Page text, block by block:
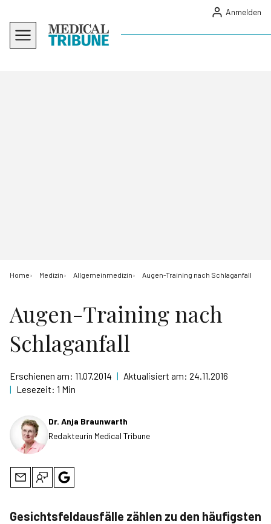
Anmelden
Home Medizin Allgemeinmedizin Augen-Training nach Schlaganfall
Augen-Training nach
Schlaganfall
Erschienen am: 11.07.2014 | Aktualisiert am: 24.11.2016
| Lesezeit: 1 Min
Dr. Anja Braunwarth
Redakteurin Medical Tribune
Gesichtsfeldausfälle zählen zu den häufigsten